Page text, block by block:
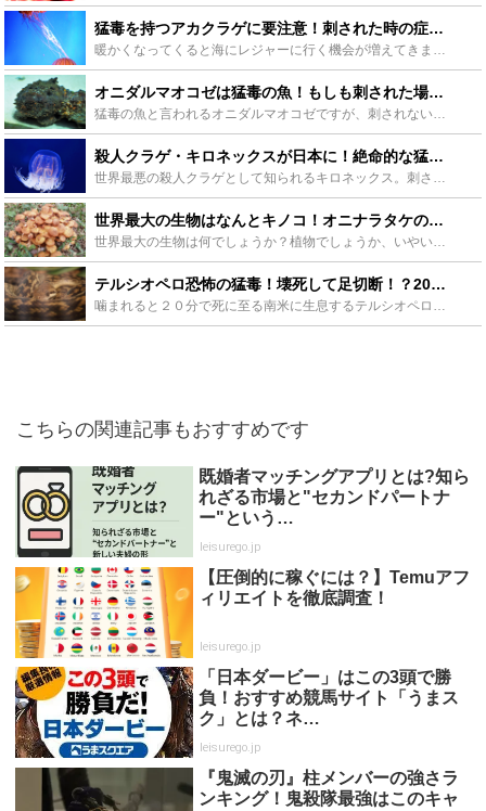
猛毒を持つアカクラゲに要注意！刺された時の症状や対処法を知っておこう！ - Leisurego(レジャーゴー)
暖かくなってくると海にレジャーに行く機会が増えてきます。そこで気をつけたいのがクラゲですよね。特に「アカクラゲ」は猛毒を持つことで知られています。この記事では、注意すべきアカクラゲの特徴や生態、刺さ...
オニダルマオコゼは猛毒の魚！もしも刺された場合の処置や対策をご紹介 - Leisurego(レジャーゴー)
猛毒の魚と言われるオニダルマオコゼですが、刺されない為の対策はあるのでしょうか。また、万が一刺されてしまったらどうしたらいいのでしょうか。本記事ではそんな疑問に答えていきつつ、その生態や釣り方・料理...
殺人クラゲ・キロネックスが日本に！絶命的な猛毒に警戒を！ - Leisurego(レジャーゴー)
世界最悪の殺人クラゲとして知られるキロネックス。刺されたらひとたまりもない猛毒をもつキロネックスが、なんと日本にも上陸しているようです。今回の記事ではその恐るべき生態や被害、また、そんな”殺人の魔の...
世界最大の生物はなんとキノコ！オニナラタケの巨大さとその生態をご紹介 - Leisurego(レジャーゴー)
世界最大の生物は何でしょうか？植物でしょうか、いやいや動物でしょう！と考えますよね。実は最大の生物はキノコの一種「オニナラタケ」です。なぜオニナラタケが世界『最大』の生物なのでしょうか？この記事では...
テルシオペロ恐怖の猛毒！壊死して足切断！？20分で死に至る毒性とは - Leisurego(レジャーゴー)
噛まれると２０分で死に至る南米に生息するテルシオペロについて解説。テルシオペロの生態や毒性に触れ、噛まれた箇所が石化するように壊死していく様子など、閲覧注意の画像を交えながら詳しく解説！また番外編と...
こちらの関連記事もおすすめです
既婚者マッチングアプリとは?知ら
れざる市場と"セカンドパートナ
ー"という…
leisurego.jp
【圧倒的に稼ぐには？】Temuアフ
ィリエイトを徹底調査！
leisurego.jp
「日本ダービー」はこの3頭で勝
負！おすすめ競馬サイト「うまス
ク」とは？ネ…
leisurego.jp
『鬼滅の刃』柱メンバーの強さラ
ンキング！鬼殺隊最強はこのキャ